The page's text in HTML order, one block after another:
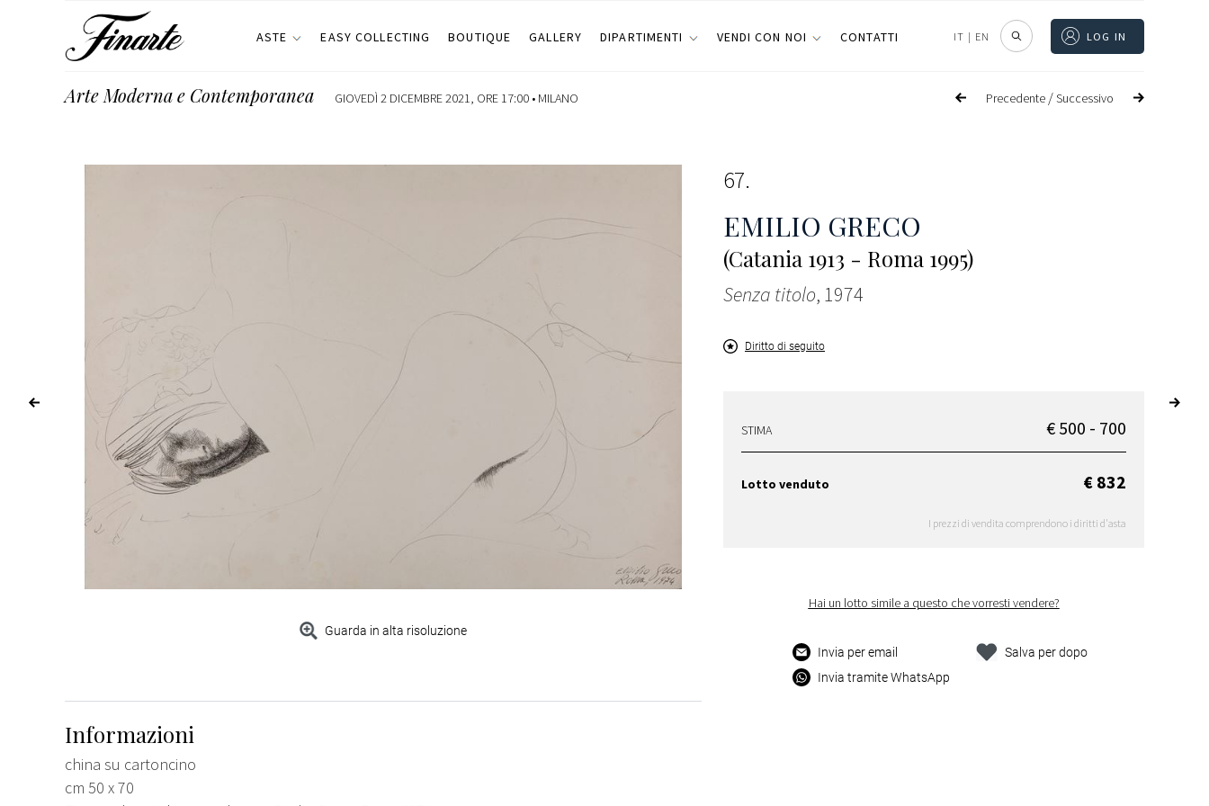
ASTE EASY COLLECTING BOUTIQUE GALLERY DIPARTIMENTI VENDI CON NOI CONTATTI IT | EN LOG IN
Precedente /Successivo
Arte Moderna e Contemporanea GIOVEDÌ 2 DICEMBRE 2021, ORE 17:00 • MILANO
Guarda in alta risoluzione
67
EMILIO GRECO
(Catania 1913 - Roma 1995)
Senza titolo, 1974
Diritto di seguito
STIMA € 500 - 700
Lotto venduto € 832
I prezzi di vendita comprendono i diritti d'asta
Hai un lotto simile a questo che vorresti vendere?
Invia per email
Invia tramite WhatsApp
Salva per dopo
Informazioni
china su cartoncino
cm 50 x 70